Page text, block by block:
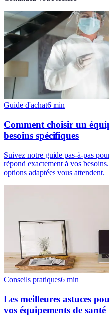
Guide d'achat6 min
Comment choisir un
besoins spécifiques
Suivez notre guide pas-à-pas
répond exactement à vos
options adaptées vous attendent.
Conseils pratiques6 min
Les meilleures astuces
vos équipements de santé